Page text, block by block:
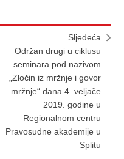
Sljedeća
Održan drugi u ciklusu
seminara pod nazivom
„Zločin iz mržnje i govor
mržnje“ dana 4. veljače
2019. godine u
Regionalnom centru
Pravosudne akademije u
Splitu